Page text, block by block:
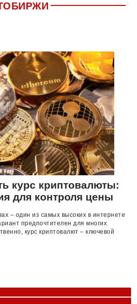
курс криптовалюты:
для контроля цены
– один из самых высоких в интернете
предпочтителен для многих
курс криптовалют – ключевой